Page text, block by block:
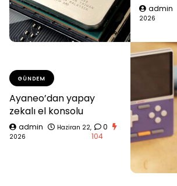
admin
2026
GÜNDEM
Ayaneo’dan yapay
zekalı el konsolu
admin
Haziran 22,
2026
0
104